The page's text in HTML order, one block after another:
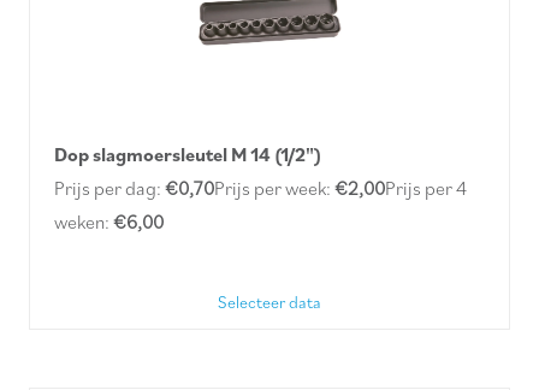
Dop slagmoersleutel M 14 (1/2")
Prijs per dag: €0,70Prijs per week: €2,00Prijs per 4
weken: €6,00
Selecteer data